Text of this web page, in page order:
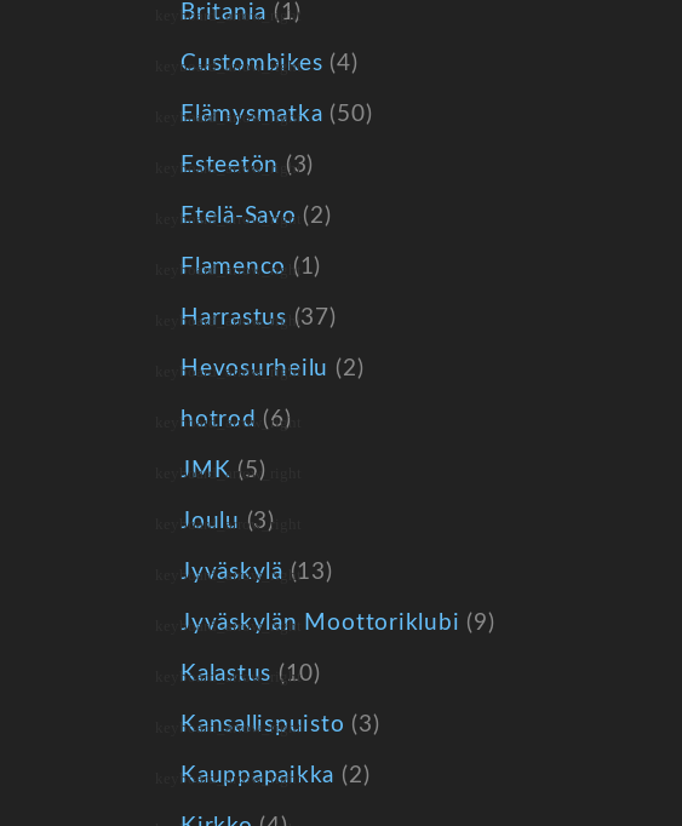
Britania (1)
Custombikes (4)
Elämysmatka (50)
Esteetön (3)
Etelä-Savo (2)
Flamenco (1)
Harrastus (37)
Hevosurheilu (2)
hotrod (6)
JMK (5)
Joulu (3)
Jyväskylä (13)
Jyväskylän Moottoriklubi (9)
Kalastus (10)
Kansallispuisto (3)
Kauppapaikka (2)